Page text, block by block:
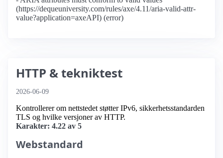
(https://dequeuniversity.com/rules/axe/4.11/aria-valid-attr-
value?application=axeAPI) (error)
HTTP & tekniktest
2026-06-09
Kontrollerer om nettstedet støtter IPv6, sikkerhetsstandarden
TLS og hvilke versjoner av HTTP.
Karakter: 4.22 av 5
Webstandard